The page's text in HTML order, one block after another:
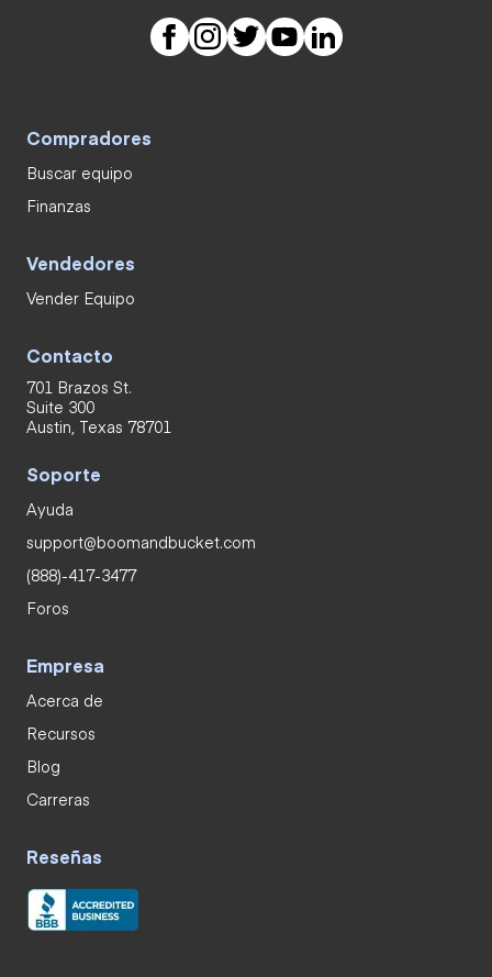
Compradores
Buscar equipo
Finanzas
Vendedores
Vender Equipo
Contacto
701 Brazos St.
Suite 300
Austin, Texas 78701
Soporte
Ayuda
support@boomandbucket.com
(888)-417-3477
Foros
Empresa
Acerca de
Recursos
Blog
Carreras
Reseñas